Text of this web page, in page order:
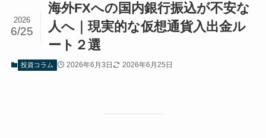
海外FXへの国内銀行振込が不安な
人へ｜現実的な仮想通貨入出金ル
ート２選
2026
6/25
投資コラム 2026年6月3日 2026年6月25日